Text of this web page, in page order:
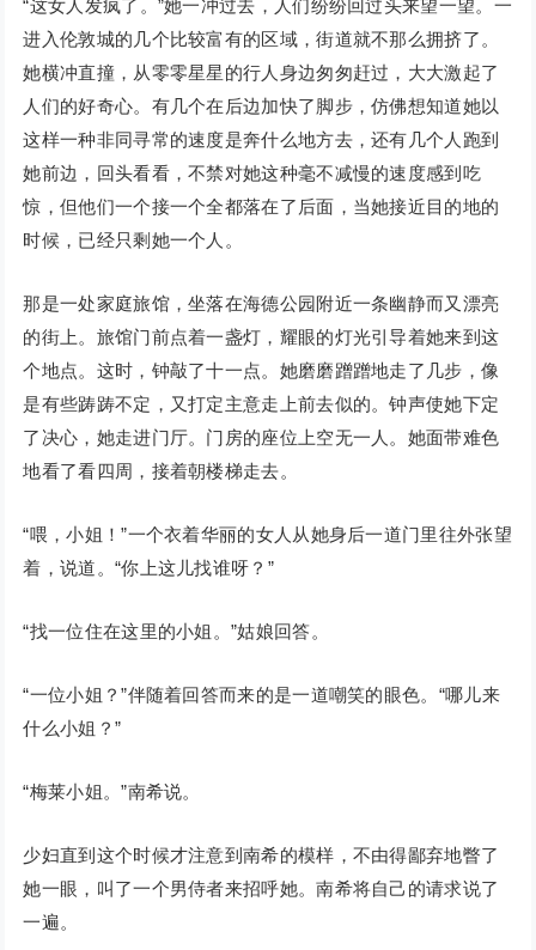
“这女人发疯了。”她一冲过去，人们纷纷回过头来望一望。一
进入伦敦城的几个比较富有的区域，街道就不那么拥挤了。
她横冲直撞，从零零星星的行人身边匆匆赶过，大大激起了
人们的好奇心。有几个在后边加快了脚步，仿佛想知道她以
这样一种非同寻常的速度是奔什么地方去，还有几个人跑到
她前边，回头看看，不禁对她这种毫不减慢的速度感到吃
惊，但他们一个接一个全都落在了后面，当她接近目的地的
时候，已经只剩她一个人。
那是一处家庭旅馆，坐落在海德公园附近一条幽静而又漂亮
的街上。旅馆门前点着一盏灯，耀眼的灯光引导着她来到这
个地点。这时，钟敲了十一点。她磨磨蹭蹭地走了几步，像
是有些踌踌不定，又打定主意走上前去似的。钟声使她下定
了决心，她走进门厅。门房的座位上空无一人。她面带难色
地看了看四周，接着朝楼梯走去。
“喂，小姐！”一个衣着华丽的女人从她身后一道门里往外张望
着，说道。“你上这儿找谁呀？”
“找一位住在这里的小姐。”姑娘回答。
“一位小姐？”伴随着回答而来的是一道嘲笑的眼色。“哪儿来
什么小姐？”
“梅莱小姐。”南希说。
少妇直到这个时候才注意到南希的模样，不由得鄙弃地瞥了
她一眼，叫了一个男侍者来招呼她。南希将自己的请求说了
一遍。